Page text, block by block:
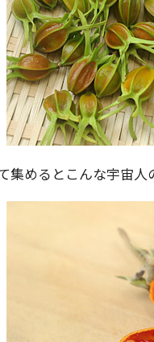
集めるとこんな宇宙